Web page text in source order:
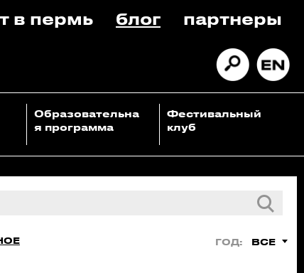
в пермь блог партнеры
Образовательна
я программа
Фестивальный
клуб
ГОД: ВСЕ